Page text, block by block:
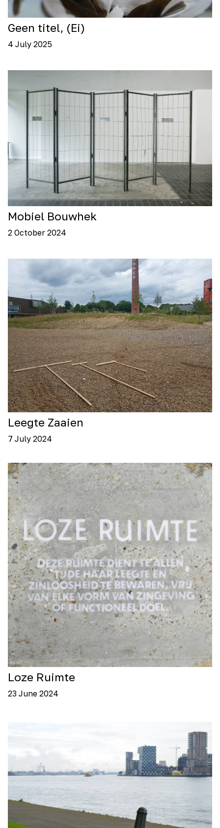
Geen titel, (Ei)
4 July 2025
Mobiel Bouwhek
2 October 2024
Leegte Zaaien
7 July 2024
Loze Ruimte
23 June 2024